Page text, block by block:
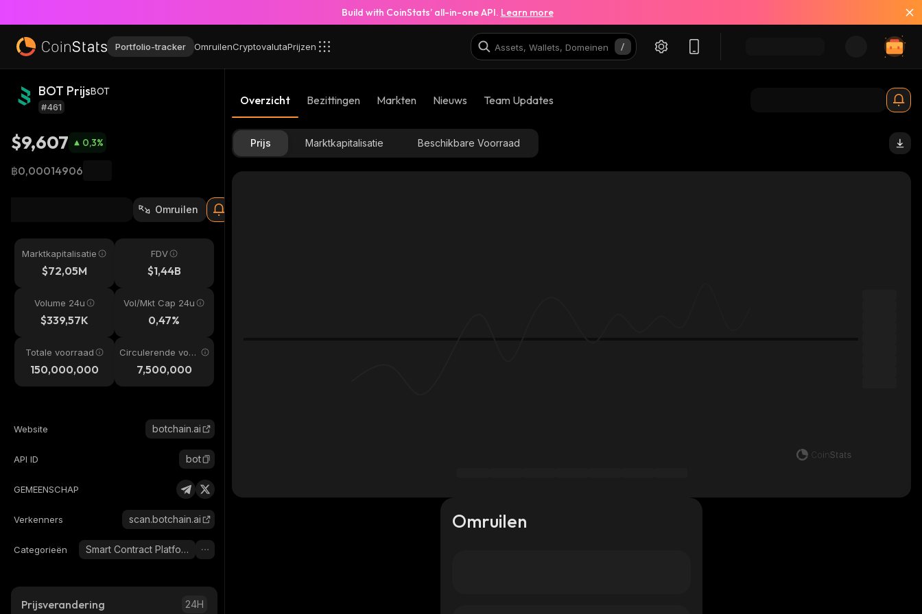
Build with CoinStats’ all-in-one API. Learn more
Portfolio-tracker OmruilenCryptovalutaPrijzen
BOT PrijsBOT
#461
$9,607 0,3%
฿0,00014906
Omruilen
Marktkapitalisatie
$72,05M
FDV
$1,44B
Volume 24u
$339,57K
Vol/Mkt Cap 24u
0,47%
Totale voorraad
150,000,000
Circulerende voor
raad7,500,000
Website botchain.ai
API ID bot
GEMEENSCHAP
Verkenners scan.botchain.ai
Categorieën Smart Contract Platform
Prijsverandering 24H
Overzicht Bezittingen Markten Nieuws Team Updates
Prijs Marktkapitalisatie Beschikbare Voorraad
Omruilen